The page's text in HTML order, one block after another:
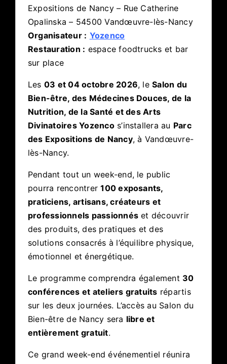
Expositions de Nancy – Rue Catherine
Opalinska – 54500 Vandœuvre-lès-Nancy
Organisateur : Yozenco
Restauration : espace foodtrucks et bar
sur place
Les 03 et 04 octobre 2026, leSalon du
Bien-être, des Médecines Douces, de la
Nutrition, de la Santé et des Arts
Divinatoires Yozencos’installera au Parc
des Expositions de Nancy, à Vandœuvre-
lès-Nancy.
Pendant tout un week-end, le public
pourra rencontrer100 exposants,
praticiens, artisans, créateurs et
professionnels passionnés et découvrir
des produits, des pratiques et des
solutions consacrés à l’équilibre physique,
émotionnel et énergétique.
Le programme comprendra également 30
conférences et ateliers gratuits répartis
sur les deux journées. L’accès au Salon du
Bien-être de Nancy sera libre et
entièrement gratuit.
Ce grand week-end événementiel réunira